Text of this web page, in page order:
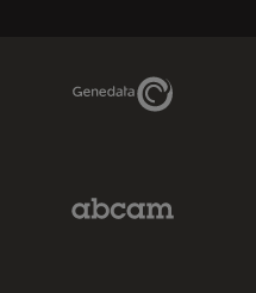
Genedata Link